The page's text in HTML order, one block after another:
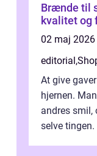
Brænde til
kvalitet og
02 maj 2026
editorial,
At give
hjernen.
andres smil,
selve